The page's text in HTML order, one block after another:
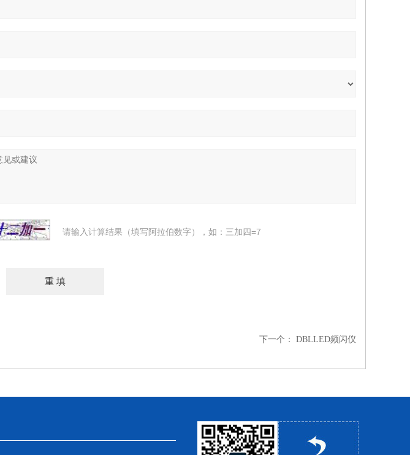
请输入计算结果（填写阿拉伯数字），如：三加四=7
下一个： DBLLED频闪仪